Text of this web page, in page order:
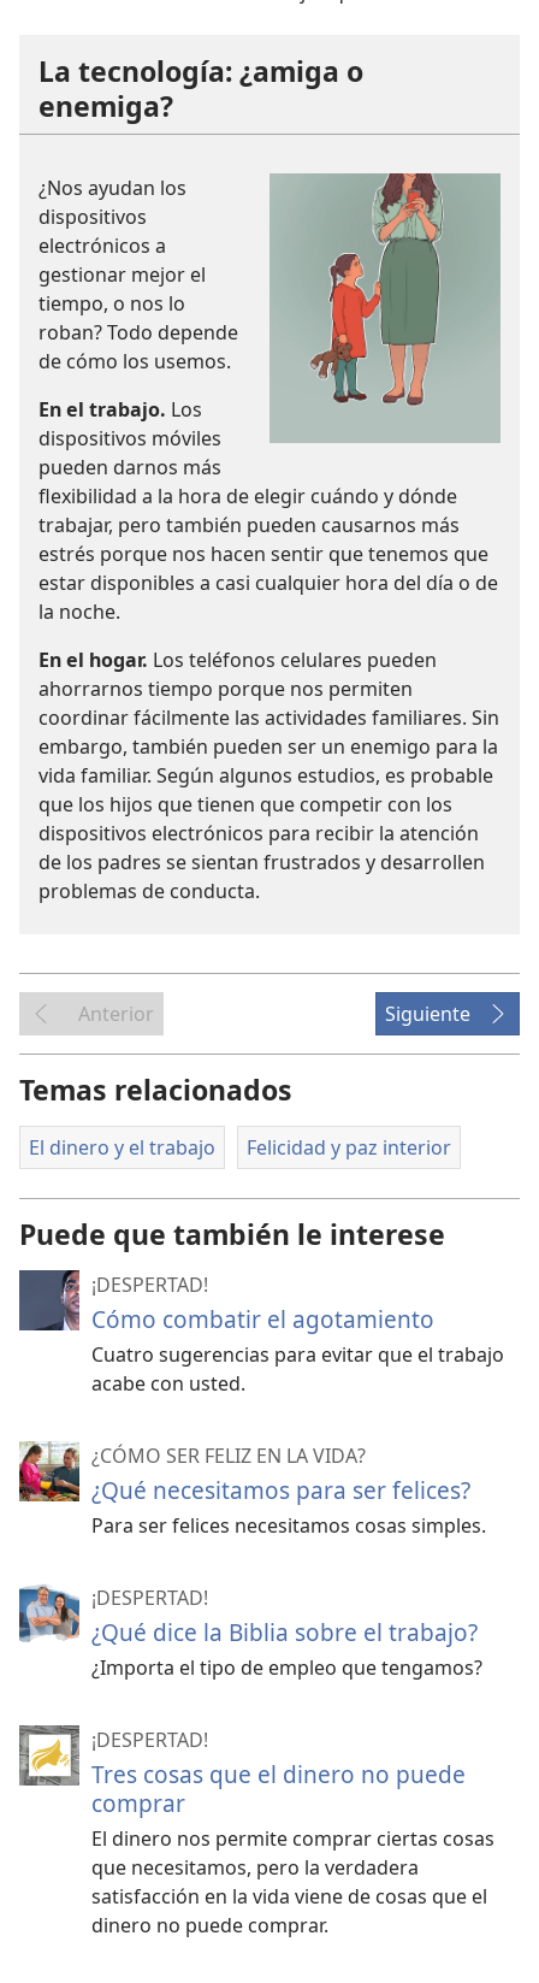
La tecnología: ¿amiga o
enemiga?
¿Nos ayudan los
dispositivos
electrónicos a
gestionar mejor el
tiempo, o nos lo
roban? Todo depende
de cómo los usemos.
En el trabajo. Los
dispositivos móviles
pueden darnos más
flexibilidad a la hora de elegir cuándo y dónde
trabajar, pero también pueden causarnos más
estrés porque nos hacen sentir que tenemos que
estar disponibles a casi cualquier hora del día o de
la noche.
En el hogar. Los teléfonos celulares pueden
ahorrarnos tiempo porque nos permiten
coordinar fácilmente las actividades familiares. Sin
embargo, también pueden ser un enemigo para la
vida familiar. Según algunos estudios, es probable
que los hijos que tienen que competir con los
dispositivos electrónicos para recibir la atención
de los padres se sientan frustrados y desarrollen
problemas de conducta.
Anterior Siguiente
Temas relacionados
El dinero y el trabajo Felicidad y paz interior
Puede que también le interese
¡DESPERTAD!
Cómo combatir el agotamiento
Cuatro sugerencias para evitar que el trabajo
acabe con usted.
¿CÓMO SER FELIZ EN LA VIDA?
¿Qué necesitamos para ser felices?
Para ser felices necesitamos cosas simples.
¡DESPERTAD!
¿Qué dice la Biblia sobre el trabajo?
¿Importa el tipo de empleo que tengamos?
¡DESPERTAD!
Tres cosas que el dinero no puede
comprar
El dinero nos permite comprar ciertas cosas
que necesitamos, pero la verdadera
satisfacción en la vida viene de cosas que el
dinero no puede comprar.